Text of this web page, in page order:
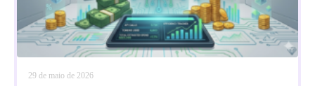
29 de maio de 2026